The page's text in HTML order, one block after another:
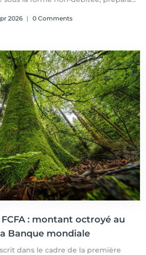
prise le 23 février 2024 à Bangui.
2026 | 0 Comments
: montant octroyé au
Banque mondiale
dans le cadre de la première